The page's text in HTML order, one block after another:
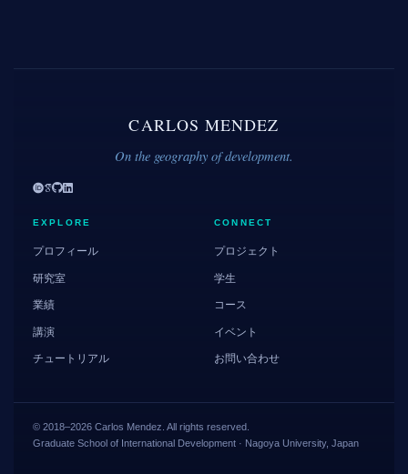
CARLOS MENDEZ
On the geography of development.
EXPLORE
プロフィール
研究室
業績
講演
チュートリアル
CONNECT
プロジェクト
学生
コース
イベント
お問い合わせ
© 2018–2026 Carlos Mendez. All rights reserved.
Graduate School of International Development · Nagoya University, Japan